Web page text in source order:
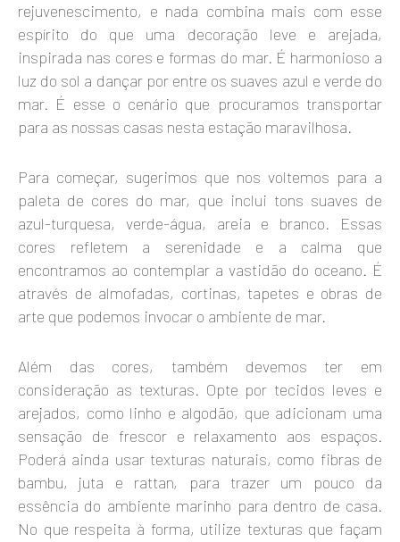
rejuvenescimento, e nada combina mais com esse
espírito do que uma decoração leve e arejada,
inspirada nas cores e formas do mar. É harmonioso a
luz do sol a dançar por entre os suaves azul e verde do
mar. É esse o cenário que procuramos transportar
para as nossas casas nesta estação maravilhosa.
Para começar, sugerimos que nos voltemos para a
paleta de cores do mar, que inclui tons suaves de
azul-turquesa, verde-água, areia e branco. Essas
cores refletem a serenidade e a calma que
encontramos ao contemplar a vastidão do oceano. É
através de almofadas, cortinas, tapetes e obras de
arte que podemos invocar o ambiente de mar.
Além das cores, também devemos ter em
consideração as texturas. Opte por tecidos leves e
arejados, como linho e algodão, que adicionam uma
sensação de frescor e relaxamento aos espaços.
Poderá ainda usar texturas naturais, como fibras de
bambu, juta e rattan, para trazer um pouco da
essência do ambiente marinho para dentro de casa.
No que respeita à forma, utilize texturas que façam